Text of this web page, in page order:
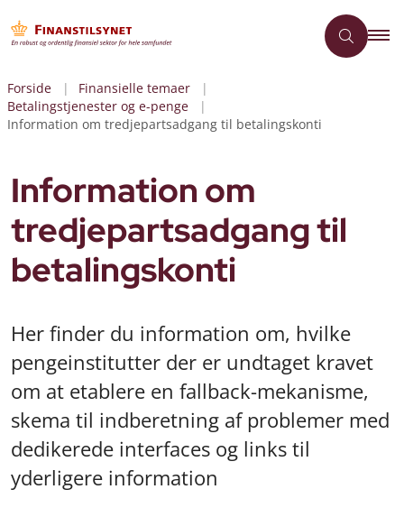
Forside
Finansielle temaer
Betalingstjenester og e-penge
Information om tredjepartsadgang til betalingskonti
Information om
tredjepartsadgang til
betalingskonti
Her finder du information om, hvilke
pengeinstitutter der er undtaget kravet
om at etablere en fallback-mekanisme,
skema til indberetning af problemer med
dedikerede interfaces og links til
yderligere information